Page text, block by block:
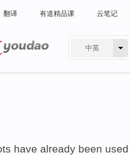
翻译 有道精品课 云笔记
中英
have already been